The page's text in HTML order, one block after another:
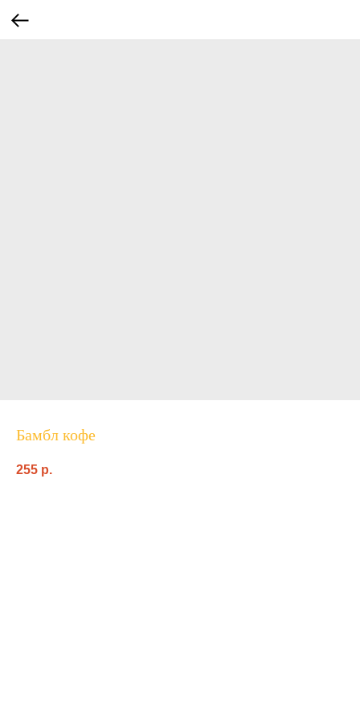
Бамбл кофе
255 p.